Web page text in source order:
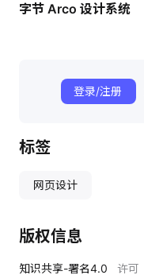
字节 Arco 设计系统
登录/注册
标签
网页设计
版权信息
知识共享-署名4.0 许可